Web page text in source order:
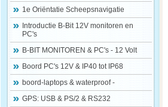
1e Oriëntatie Scheepsnavigatie
Introductie B-Bit 12V monitoren en
PC's
B-BIT MONITOREN & PC's - 12 Volt
Boord PC's 12V & IP40 tot IP68
boord-laptops & waterproof -
GPS: USB & PS/2 & RS232